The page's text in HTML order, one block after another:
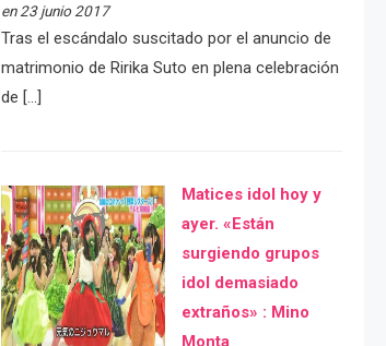
en 23 junio 2017
Tras el escándalo suscitado por el anuncio de
matrimonio de Ririka Suto en plena celebración
de […]
Matices idol hoy y
ayer. «Están
surgiendo grupos
idol demasiado
extraños» : Mino